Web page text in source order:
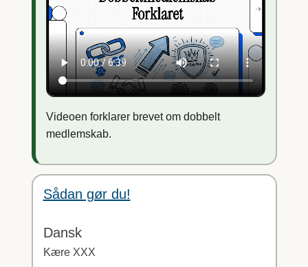
Videoen forklarer brevet om dobbelt
medlemskab.
Sådan gør du!
Dansk
Kære XXX